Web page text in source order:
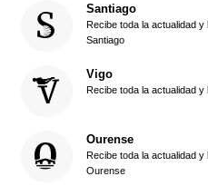
Santiago
Recibe toda la actualidad
Santiago
Vigo
Recibe toda la actualidad
Ourense
Recibe toda la actualidad
Ourense